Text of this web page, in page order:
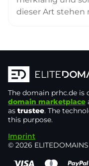
dieser Art stehen
The domain prhc.de is
domain marketplace
as trustee. The
this purpose.
Imprint
© 2026